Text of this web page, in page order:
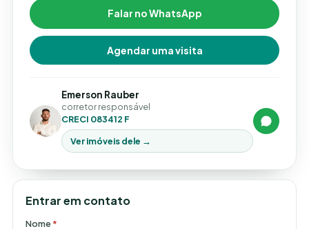
Falar no WhatsApp
Agendar uma visita
Emerson Rauber
corretor responsável
CRECI 083412 F
Ver imóveis dele →
Entrar em contato
Nome*